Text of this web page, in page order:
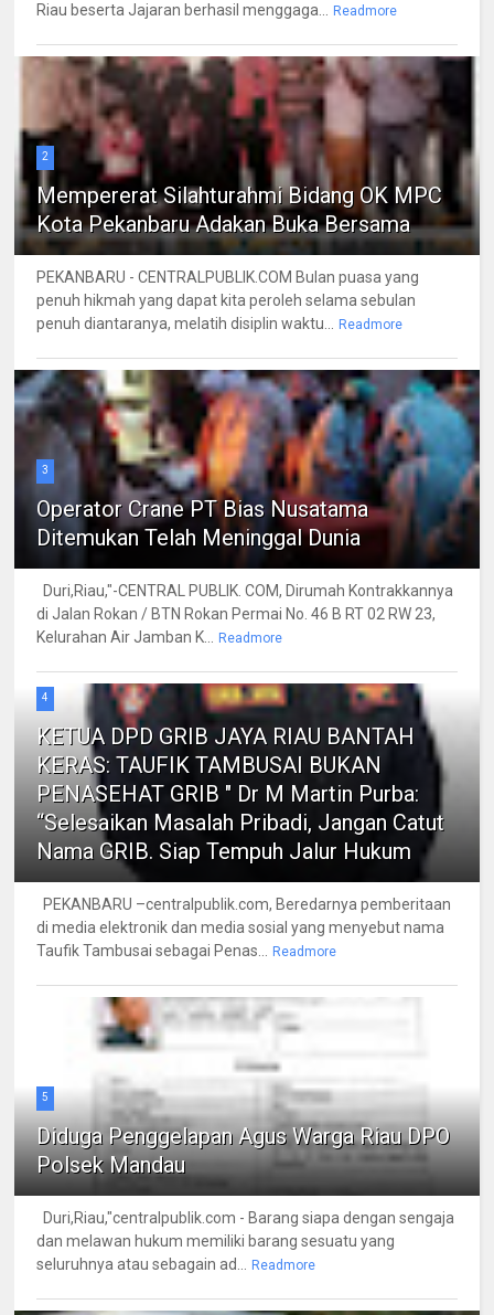
Riau beserta Jajaran berhasil menggaga...
Readmore
2
Mempererat Silahturahmi Bidang OK MPC
Kota Pekanbaru Adakan Buka Bersama
PEKANBARU - CENTRALPUBLIK.COM Bulan puasa yang
penuh hikmah yang dapat kita peroleh selama sebulan
penuh diantaranya, melatih disiplin waktu...
Readmore
3
Operator Crane PT Bias Nusatama
Ditemukan Telah Meninggal Dunia
Duri,Riau,"-CENTRAL PUBLIK. COM, Dirumah Kontrakkannya
di Jalan Rokan / BTN Rokan Permai No. 46 B RT 02 RW 23,
Kelurahan Air Jamban K...
Readmore
4
KETUA DPD GRIB JAYA RIAU BANTAH
KERAS: TAUFIK TAMBUSAI BUKAN
PENASEHAT GRIB " Dr M Martin Purba:
“Selesaikan Masalah Pribadi, Jangan Catut
Nama GRIB. Siap Tempuh Jalur Hukum
PEKANBARU –centralpublik.com, Beredarnya pemberitaan
di media elektronik dan media sosial yang menyebut nama
Taufik Tambusai sebagai Penas...
Readmore
5
Diduga Penggelapan Agus Warga Riau DPO
Polsek Mandau
Duri,Riau,"centralpublik.com - Barang siapa dengan sengaja
dan melawan hukum memiliki barang sesuatu yang
seluruhnya atau sebagain ad...
Readmore